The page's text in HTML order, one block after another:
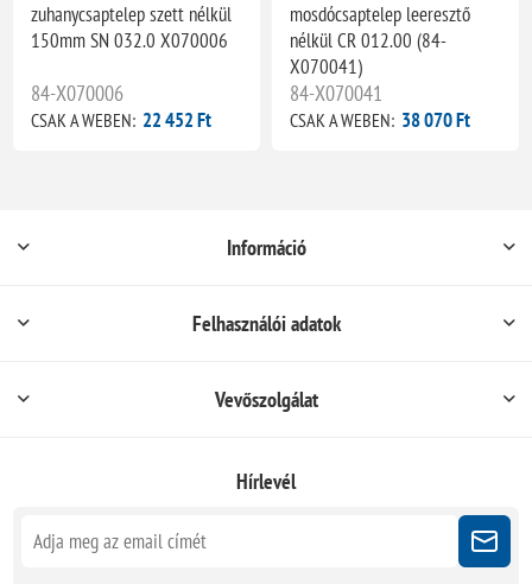
zuhanycsaptelep szett nélkül
150mm SN 032.0 X070006
84-X070006
CSAK A WEBEN: 22 452 Ft
mosdócsaptelep leeresztő
nélkül CR 012.00 (84-
X070041)
84-X070041
CSAK A WEBEN: 38 070 Ft
Információ
Felhasználói adatok
Vevőszolgálat
Hírlevél